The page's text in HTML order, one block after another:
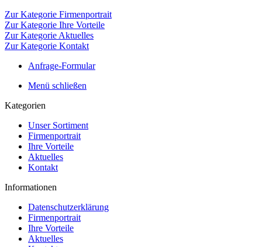
Zur Kategorie Firmenportrait
Zur Kategorie Ihre Vorteile
Zur Kategorie Aktuelles
Zur Kategorie Kontakt
Anfrage-Formular
Menü schließen
Kategorien
Unser Sortiment
Firmenportrait
Ihre Vorteile
Aktuelles
Kontakt
Informationen
Datenschutzerklärung
Firmenportrait
Ihre Vorteile
Aktuelles